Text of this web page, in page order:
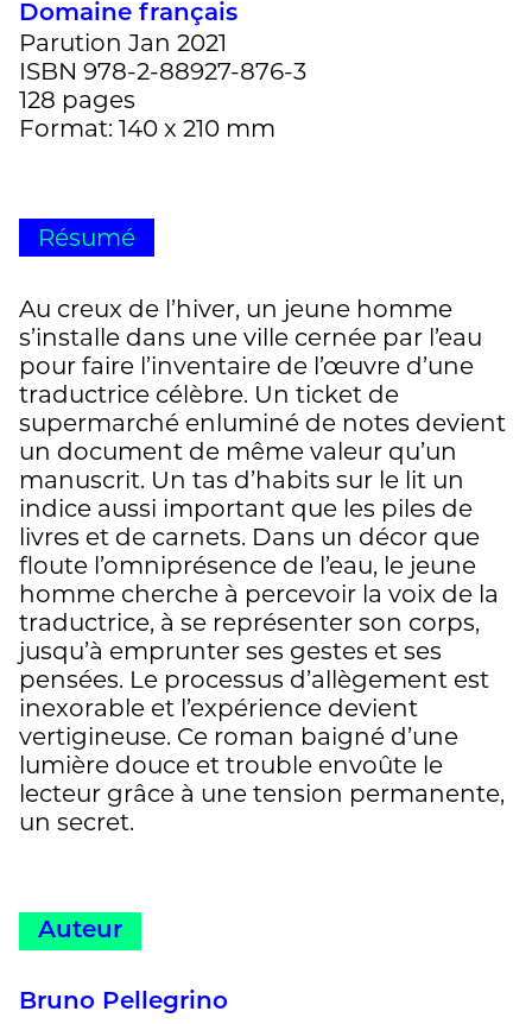
Domaine français
Parution Jan 2021
ISBN 978-2-88927-876-3
128 pages
Format: 140 x 210 mm
Résumé
Au creux de l’hiver, un jeune homme
s’installe dans une ville cernée par l’eau
pour faire l’inventaire de l’œuvre d’une
traductrice célèbre. Un ticket de
supermarché enluminé de notes devient
un document de même valeur qu’un
manuscrit. Un tas d’habits sur le lit un
indice aussi important que les piles de
livres et de carnets. Dans un décor que
floute l’omniprésence de l’eau, le jeune
homme cherche à percevoir la voix de la
traductrice, à se représenter son corps,
jusqu’à emprunter ses gestes et ses
pensées. Le processus d’allègement est
inexorable et l’expérience devient
vertigineuse. Ce roman baigné d’une
lumière douce et trouble envoûte le
lecteur grâce à une tension permanente,
un secret.
Auteur
Bruno Pellegrino